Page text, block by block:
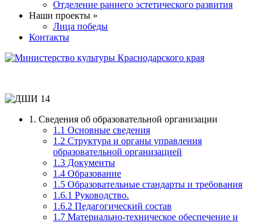
Отделение раннего эстетического развития
Наши проекты »
Лица победы
Контакты
1. Сведения об образовательной организации
1.1 Основные сведения
1.2 Структура и органы управления
образовательной организацией
1.3 Документы
1.4 Образование
1.5 Образовательные стандарты и требования
1.6.1 Руководство.
1.6.2 Педагогический состав
1.7 Материально-техническое обеспечение и